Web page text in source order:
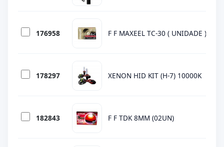
176958 F F MAXEEL TC-30 ( UNIDADE )
178297 XENON HID KIT (H-7) 10000K
182843 F F TDK 8MM (02UN)